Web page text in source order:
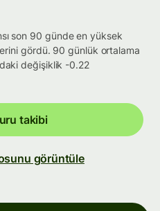
son 90 günde en yüksek
gördü. 90 günlük ortalama
değişiklik -0.22
takibi
görüntüle